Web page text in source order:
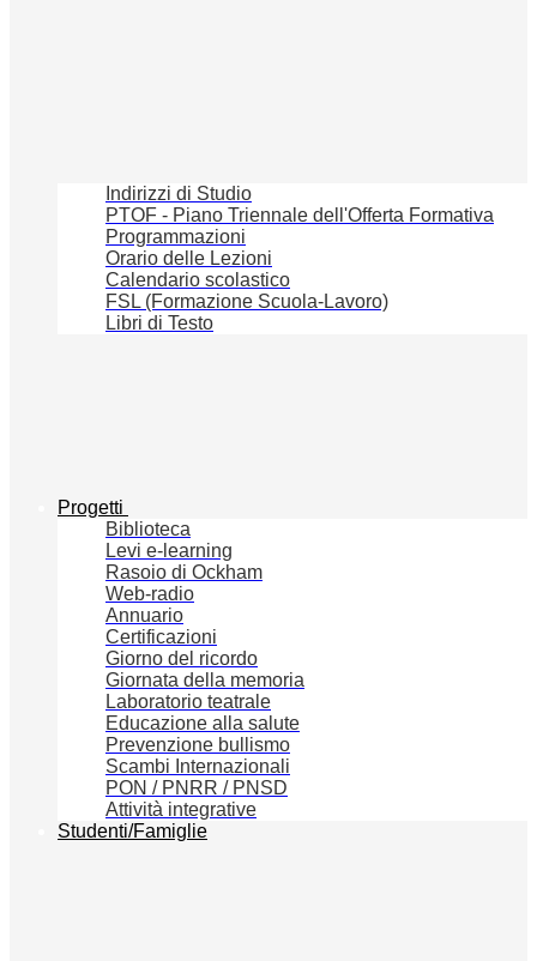
Indirizzi di Studio
PTOF - Piano Triennale dell'Offerta Formativa
Programmazioni
Orario delle Lezioni
Calendario scolastico
FSL (Formazione Scuola-Lavoro)
Libri di Testo
Progetti
Biblioteca
Levi e-learning
Rasoio di Ockham
Web-radio
Annuario
Certificazioni
Giorno del ricordo
Giornata della memoria
Laboratorio teatrale
Educazione alla salute
Prevenzione bullismo
Scambi Internazionali
PON / PNRR / PNSD
Attività integrative
Studenti/Famiglie